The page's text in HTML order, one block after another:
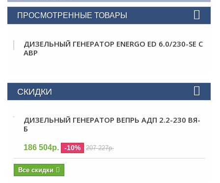
ПРОСМОТРЕННЫЕ ТОВАРЫ
ДИЗЕЛЬНЫЙ ГЕНЕРАТОР ENERGO ED 6.0/230-SE С
АВР
СКИДКИ
ДИЗЕЛЬНЫЙ ГЕНЕРАТОР ВЕПРЬ АДП 2.2-230 ВЯ-
Б
186 504р. -10% 207 227р.
Все скидки